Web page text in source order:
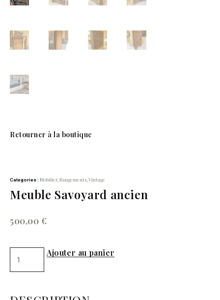
Retourner à la boutique
Categories : Mobilier Rangements Vintage
Meuble Savoyard ancien
500,00 €
Ajouter au panier